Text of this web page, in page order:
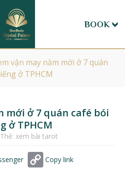
BOOK
vận may năm mới ở 7 quán
ở TPHCM
mới ở 7 quán café bói
ở TPHCM
Thẻ: xem bài tarot
Copy link